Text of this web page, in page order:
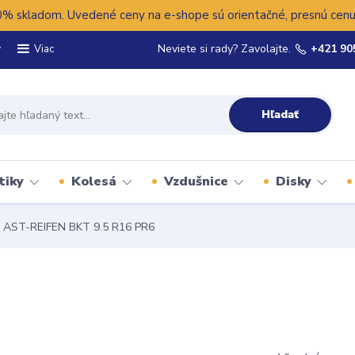
skladom. Uvedené ceny na e-shope sú orientačné, presnú
Viac
Hľadať
Neviete si rady? Zavolajte. +421
Kolesá Vzdušnice Disky
AST-REIFEN BKT 9.5 R16 PR6